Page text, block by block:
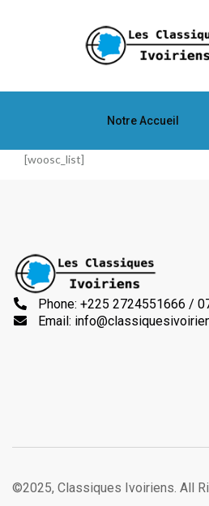
Notre Accueil
[woosc_list]
Phone: +225 2724551666 /
Email:
©2025, Classiques Ivoiriens. All